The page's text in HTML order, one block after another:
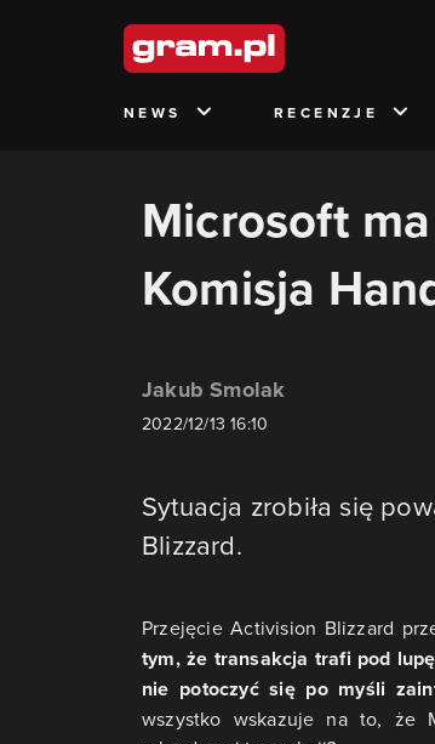
NEWS RECENZJE
Microsoft
Komisja
Jakub Smolak
2022/12/13 16:10
Sytuacja zrobiła się
Blizzard.
Przejęcie Activision Blizzard
tym, że transakcja trafi pod
nie potoczyć się po myśli
wszystko wskazuje na to, że